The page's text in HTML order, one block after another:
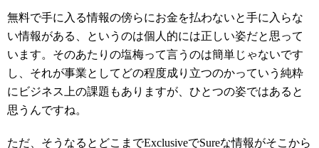
無料で手に入る情報の傍らにお金を払わないと手に入らな
い情報がある、というのは個人的には正しい姿だと思って
います。そのあたりの塩梅って言うのは簡単じゃないです
し、それが事業としてどの程度成り立つのかっていう純粋
にビジネス上の課題もありますが、ひとつの姿ではあると
思うんですね。
ただ、そうなるとどこまでExclusiveでSureな情報がそこから